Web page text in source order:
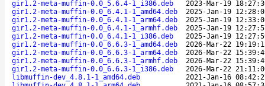
gir1.2-meta-muffin-0.0_5.6.4-1_i386.deb
2023-Mar-19
gir1.2-meta-muffin-0.0_6.4.1-1_amd64.deb
2025-Jan-19
gir1.2-meta-muffin-0.0_6.4.1-1_arm64.deb
2025-Jan-19
gir1.2-meta-muffin-0.0_6.4.1-1_armhf.deb
2025-Jan-19
gir1.2-meta-muffin-0.0_6.4.1-1_i386.deb
2025-Jan-19
gir1.2-meta-muffin-0.0_6.6.3-1_amd64.deb
2026-Mar-22
gir1.2-meta-muffin-0.0_6.6.3-1_arm64.deb
2026-Mar-22
gir1.2-meta-muffin-0.0_6.6.3-1_armhf.deb
2026-Mar-22
gir1.2-meta-muffin-0.0_6.6.3-1_i386.deb
2026-Mar-22
libmuffin-dev_4.8.1-1_amd64.deb
2021-Jan-16